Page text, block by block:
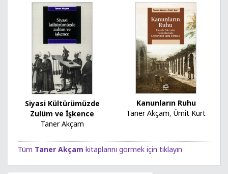
Siyasi Kültürümüzde
Zulüm ve İşkence
Taner Akçam
Kanunların Ruhu
Taner Akçam, Ümit Kurt
Tüm Taner Akçam kitaplarını görmek için tıklayın